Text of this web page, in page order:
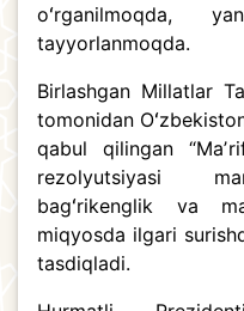
oʻrganilmoqda,
tayyorlanmoqda.
Birlashgan Millatlar
tomonidan
qabul qilingan
rezolyutsiyasi
bagʻrikenglik va
miqyosda ilgari
tasdiqladi.